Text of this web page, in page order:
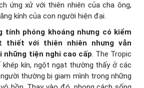
ứng xử với thiên nhiên của cha ông,
kính của con người hiện đại.
tính phóng khoáng nhưng có kiểm
thiết với thiên nhiên nhưng vẫn
những tiện nghi cao cấp. The Tropic
kín, ngột ngạt thường thấy ở các
thường bị giam mình trong những